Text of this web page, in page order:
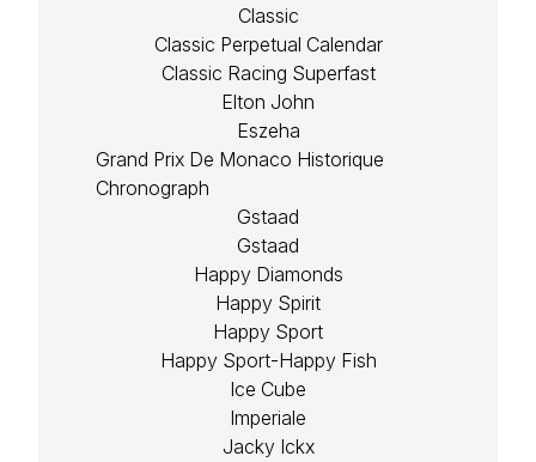
Classic
Classic Perpetual Calendar
Classic Racing Superfast
Elton John
Eszeha
Grand Prix De Monaco Historique
Chronograph
Gstaad
Gstaad
Happy Diamonds
Happy Spirit
Happy Sport
Happy Sport-Happy Fish
Ice Cube
Imperiale
Jacky Ickx